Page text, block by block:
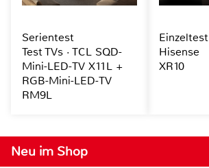
Neu im Shop
Serientest
Test TVs · TCL SQD-
Mini-LED-TV X11L +
RGB-Mini-LED-TV
RM9L
Einzeltest
Hisense
XR10